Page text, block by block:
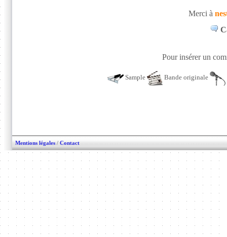
Merci à
Pour insérer un
Sample Bande originale
Mentions légales / Contact